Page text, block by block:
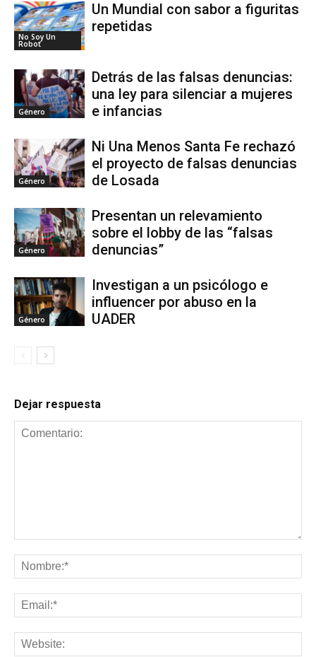
No Soy Un
Robot
Un Mundial con sabor a figuritas
repetidas
Género
Detrás de las falsas denuncias:
una ley para silenciar a mujeres
e infancias
Género
Ni Una Menos Santa Fe rechazó
el proyecto de falsas denuncias
de Losada
Género
Presentan un relevamiento
sobre el lobby de las “falsas
denuncias”
Género
Investigan a un psicólogo e
influencer por abuso en la
UADER
Dejar respuesta